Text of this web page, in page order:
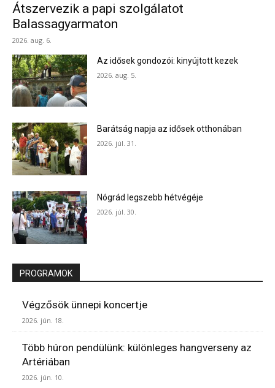
Átszervezik a papi szolgálatot
Balassagyarmaton
2026. aug. 6.
Az idősek gondozói: kinyújtott kezek
2026. aug. 5.
Barátság napja az idősek otthonában
2026. júl. 31.
Nógrád legszebb hétvégéje
2026. júl. 30.
PROGRAMOK
Végzősök ünnepi koncertje
2026. jún. 18.
Több húron pendülünk: különleges hangverseny az
Artériában
2026. jún. 10.